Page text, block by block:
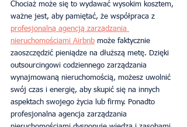
Chociaż może się to wydawać wysokim kosztem,
ważne jest, aby pamiętać, że współpraca z
profesjonalną agencją zarządzania
nieruchomościami Airbnb może faktycznie
zaoszczędzić pieniądze na dłuższą metę. Dzięki
outsourcingowi codziennego zarządzania
wynajmowaną nieruchomością, możesz uwolnić
swój czas i energię, aby skupić się na innych
aspektach swojego życia lub firmy. Ponadto
profesjonalna agencja zarządzania